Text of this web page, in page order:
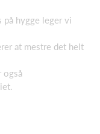
på hygge leger vi
at mestre det helt
også